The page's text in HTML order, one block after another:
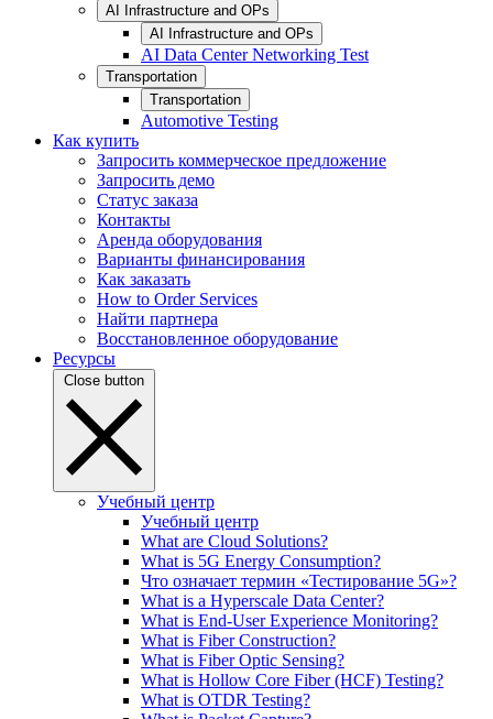
AI Infrastructure and OPs
AI Infrastructure and OPs
AI Data Center Networking Test
Transportation
Transportation
Automotive Testing
Как купить
Запросить коммерческое предложение
Запросить демо
Статус заказа
Контакты
Аренда оборудования
Варианты финансирования
Как заказать
How to Order Services
Найти партнера
Восстановленное оборудование
Ресурсы
Close button
Учебный центр
Учебный центр
What are Cloud Solutions?
What is 5G Energy Consumption?
Что означает термин «Тестирование 5G»?
What is a Hyperscale Data Center?
What is End-User Experience Monitoring?
What is Fiber Construction?
What is Fiber Optic Sensing?
What is Hollow Core Fiber (HCF) Testing?
What is OTDR Testing?